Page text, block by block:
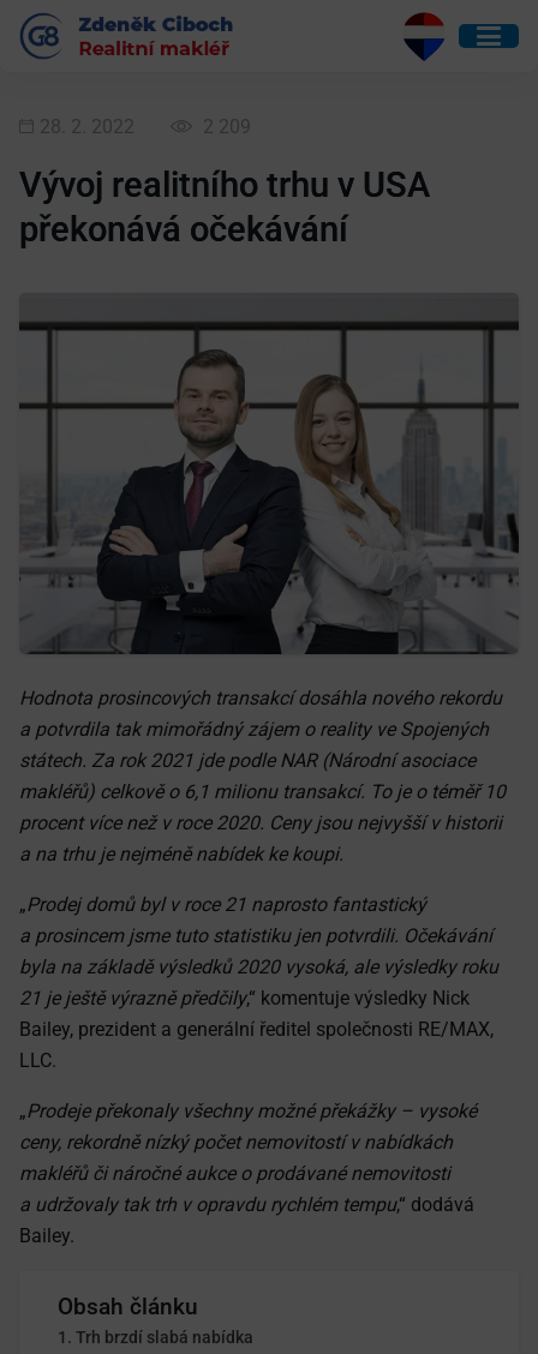
28. 2. 2022 2 209
Vývoj realitního trhu v USA
překonává očekávání
Hodnota prosincových transakcí dosáhla nového rekordu
a potvrdila tak mimořádný zájem o reality ve Spojených
státech. Za rok 2021 jde podle NAR (Národní asociace
makléřů) celkověo 6,1 milionu transakcí. To je o téměř 10
procent více než v roce 2020. Ceny jsou nejvyšší v historii
a na trhu je nejméně nabídek ke koupi.
„Prodej domů byl v roce 21 naprosto fantastický
a prosincem jsme tuto statistiku jen potvrdili. Očekávání
byla na základě výsledků 2020 vysoká, ale výsledky roku
21 je ještě výrazně předčily,“ komentuje výsledky Nick
Bailey, prezident a generální ředitel společnosti RE/MAX,
LLC.
„Prodeje překonaly všechny možné překážky – vysoké
ceny, rekordně nízký počet nemovitostí v nabídkách
makléřů či náročné aukce o prodávané nemovitosti
a udržovaly tak trh v opravdu rychlém tempu,“ dodává
Bailey.
Obsah článku
Trh brzdí slabá nabídka